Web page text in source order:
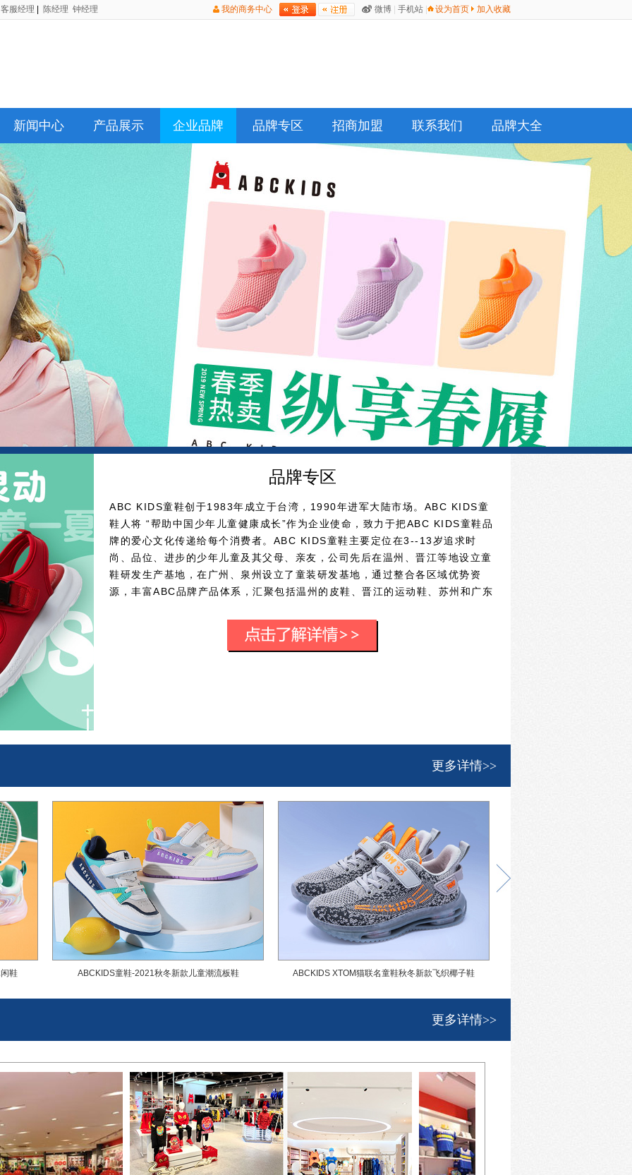
设为首页 加入收藏
手机站
微博
我的商务中心
服经理 陈经理 钟经理
新闻中心 产品展示 企业品牌 品牌专区 招商加盟 联系我们 品牌大全
品牌专区
ABC KIDS童鞋创于1983年成立于台湾，1990年进军大陆市场。ABC KIDS童
鞋人将 “帮助中国少年儿童健康成长”作为企业使命，致力于把ABC KIDS童鞋品
牌的爱心文化传递给每个消费者。ABC KIDS童鞋主要定位在3--13岁追求时
尚、品位、进步的少年儿童及其父母、亲友，公司先后在温州、晋江等地设立童
鞋研发生产基地，在广州、泉州设立了童装研发基地，通过整合各区域优势资
源，丰富ABC品牌产品体系，汇聚包括温州的皮鞋、晋江的运动鞋、苏州和广东
更多详情>>
鞋 ABCKIDS童鞋-2021秋冬新款儿童潮流板鞋 ABCKIDS XTOM猫联名童鞋秋冬新款飞织椰子鞋
更多详情>>